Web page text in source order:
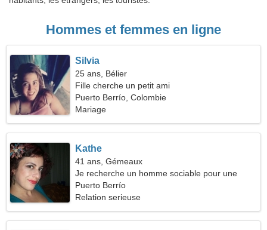
Hommes et femmes en ligne
Silvia
25 ans, Bélier
Fille cherche un petit ami
Puerto Berrío, Colombie
Mariage
Kathe
41 ans, Gémeaux
Je recherche un homme sociable pour une
randonnée
Puerto Berrío
Relation serieuse